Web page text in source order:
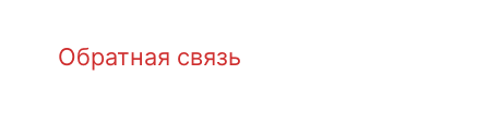
Обратная связь